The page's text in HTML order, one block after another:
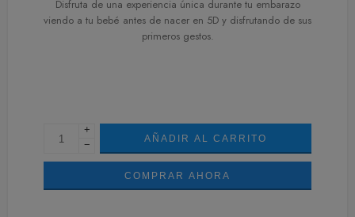
Disfruta de una experiencia única durante tu embarazo
viendo a tu bebé antes de nacer en 5D y disfrutando de sus
primeros gestos.
+
−
AÑADIR AL CARRITO
COMPRAR AHORA